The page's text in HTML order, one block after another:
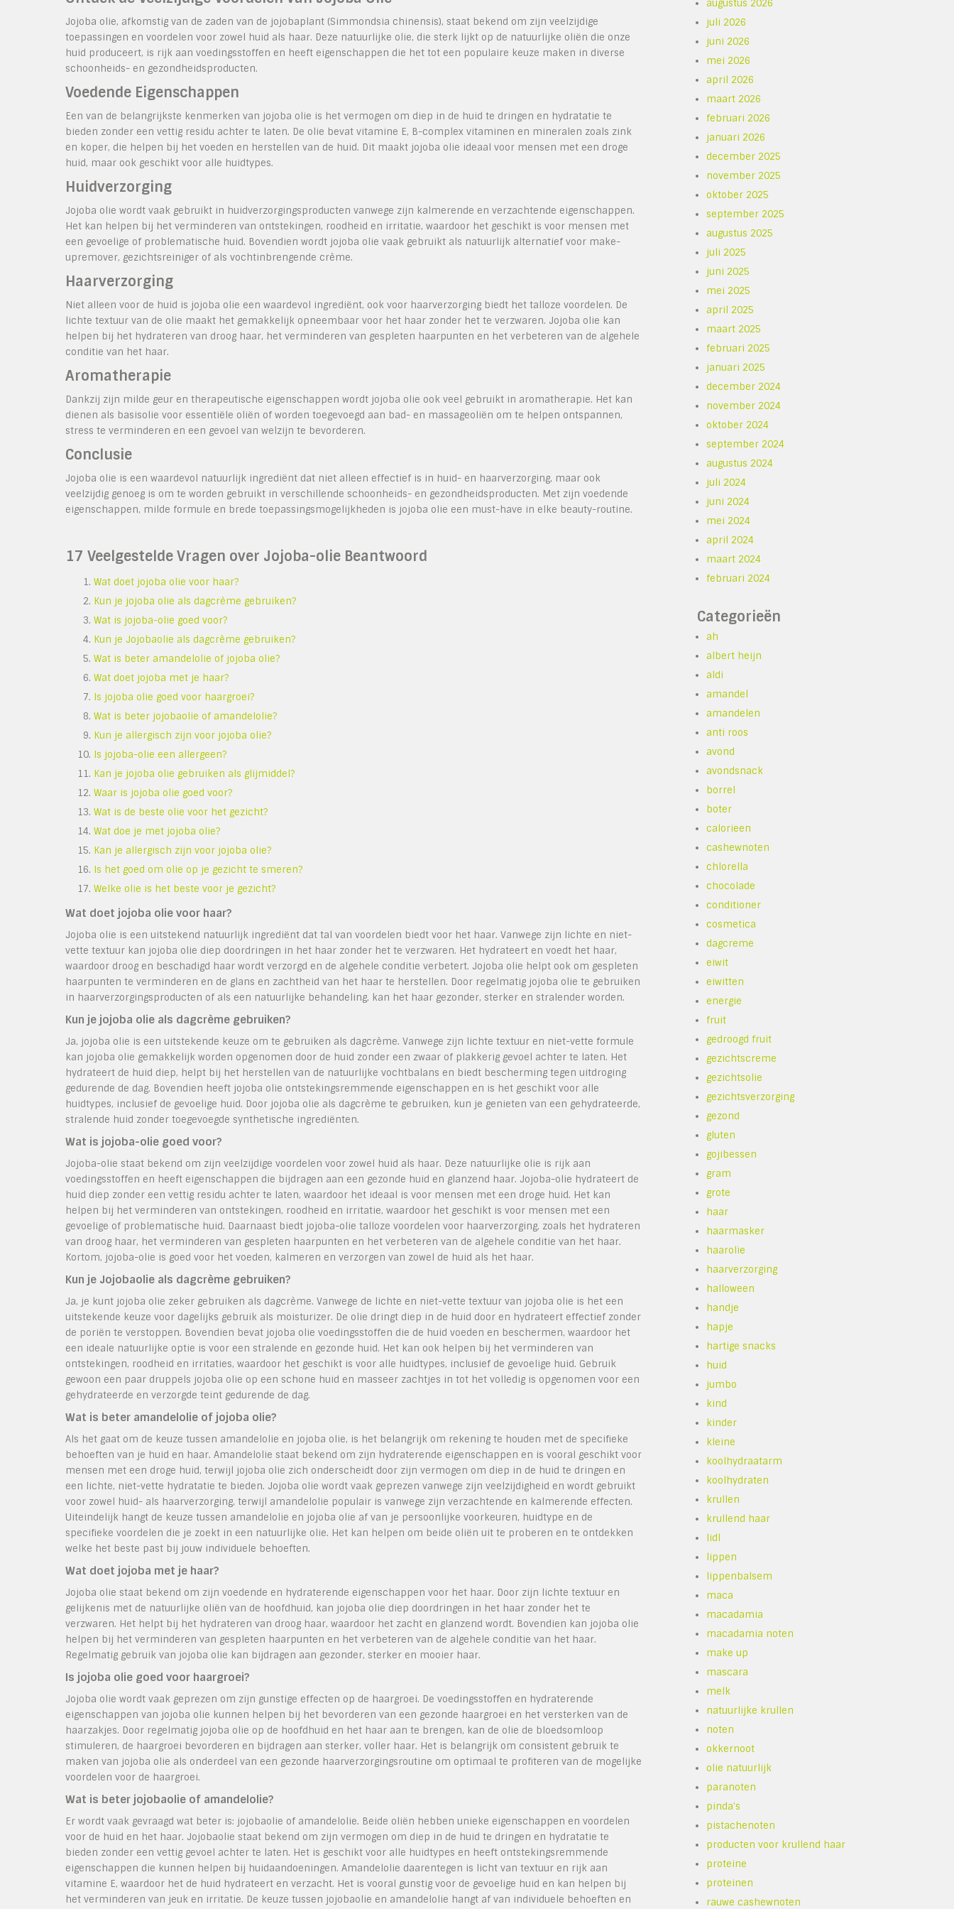
Jojoba olie, afkomstig van de zaden van de jojobaplant (Simmondsia chinensis), staat bekend om zijn veelzijdige
toepassingen en voordelen voor zowel huid als haar. Deze natuurlijke olie, die sterk lijkt op de natuurlijke oliën die onze
huid produceert, is rijk aan voedingsstoffen en heeft eigenschappen die het tot een populaire keuze maken in diverse
schoonheids- en gezondheidsproducten.
Voedende Eigenschappen
Een van de belangrijkste kenmerken van jojoba olie is het vermogen om diep in de huid te dringen en hydratatie te
bieden zonder een vettig residu achter te laten. De olie bevat vitamine E, B-complex vitaminen en mineralen zoals zink
en koper, die helpen bij het voeden en herstellen van de huid. Dit maakt jojoba olie ideaal voor mensen met een droge
huid, maar ook geschikt voor alle huidtypes.
Huidverzorging
Jojoba olie wordt vaak gebruikt in huidverzorgingsproducten vanwege zijn kalmerende en verzachtende eigenschappen.
Het kan helpen bij het verminderen van ontstekingen, roodheid en irritatie, waardoor het geschikt is voor mensen met
een gevoelige of problematische huid. Bovendien wordt jojoba olie vaak gebruikt als natuurlijk alternatief voor make-
upremover, gezichtsreiniger of als vochtinbrengende crème.
Haarverzorging
Niet alleen voor de huid is jojoba olie een waardevol ingrediënt, ook voor haarverzorging biedt het talloze voordelen. De
lichte textuur van de olie maakt het gemakkelijk opneembaar voor het haar zonder het te verzwaren. Jojoba olie kan
helpen bij het hydrateren van droog haar, het verminderen van gespleten haarpunten en het verbeteren van de algehele
conditie van het haar.
Aromatherapie
Dankzij zijn milde geur en therapeutische eigenschappen wordt jojoba olie ook veel gebruikt in aromatherapie. Het kan
dienen als basisolie voor essentiële oliën of worden toegevoegd aan bad- en massageoliën om te helpen ontspannen,
stress te verminderen en een gevoel van welzijn te bevorderen.
Conclusie
Jojoba olie is een waardevol natuurlijk ingrediënt dat niet alleen effectief is in huid- en haarverzorging, maar ook
veelzijdig genoeg is om te worden gebruikt in verschillende schoonheids- en gezondheidsproducten. Met zijn voedende
eigenschappen, milde formule en brede toepassingsmogelijkheden is jojoba olie een must-have in elke beauty-routine.
17 Veelgestelde Vragen over Jojoba-olie Beantwoord
Wat doet jojoba olie voor haar?
Kun je jojoba olie als dagcrème gebruiken?
Wat is jojoba-olie goed voor?
Kun je Jojobaolie als dagcrème gebruiken?
Wat is beter amandelolie of jojoba olie?
Wat doet jojoba met je haar?
Is jojoba olie goed voor haargroei?
Wat is beter jojobaolie of amandelolie?
Kun je allergisch zijn voor jojoba olie?
Is jojoba-olie een allergeen?
Kan je jojoba olie gebruiken als glijmiddel?
Waar is jojoba olie goed voor?
Wat is de beste olie voor het gezicht?
Wat doe je met jojoba olie?
Kan je allergisch zijn voor jojoba olie?
Is het goed om olie op je gezicht te smeren?
Welke olie is het beste voor je gezicht?
Wat doet jojoba olie voor haar?
Jojoba olie is een uitstekend natuurlijk ingrediënt dat tal van voordelen biedt voor het haar. Vanwege zijn lichte en niet-
vette textuur kan jojoba olie diep doordringen in het haar zonder het te verzwaren. Het hydrateert en voedt het haar,
waardoor droog en beschadigd haar wordt verzorgd en de algehele conditie verbetert. Jojoba olie helpt ook om gespleten
haarpunten te verminderen en de glans en zachtheid van het haar te herstellen. Door regelmatig jojoba olie te gebruiken
in haarverzorgingsproducten of als een natuurlijke behandeling, kan het haar gezonder, sterker en stralender worden.
Kun je jojoba olie als dagcrème gebruiken?
Ja, jojoba olie is een uitstekende keuze om te gebruiken als dagcrème. Vanwege zijn lichte textuur en niet-vette formule
kan jojoba olie gemakkelijk worden opgenomen door de huid zonder een zwaar of plakkerig gevoel achter te laten. Het
hydrateert de huid diep, helpt bij het herstellen van de natuurlijke vochtbalans en biedt bescherming tegen uitdroging
gedurende de dag. Bovendien heeft jojoba olie ontstekingsremmende eigenschappen en is het geschikt voor alle
huidtypes, inclusief de gevoelige huid. Door jojoba olie als dagcrème te gebruiken, kun je genieten van een gehydrateerde,
stralende huid zonder toegevoegde synthetische ingrediënten.
Wat is jojoba-olie goed voor?
Jojoba-olie staat bekend om zijn veelzijdige voordelen voor zowel huid als haar. Deze natuurlijke olie is rijk aan
voedingsstoffen en heeft eigenschappen die bijdragen aan een gezonde huid en glanzend haar. Jojoba-olie hydrateert de
huid diep zonder een vettig residu achter te laten, waardoor het ideaal is voor mensen met een droge huid. Het kan
helpen bij het verminderen van ontstekingen, roodheid en irritatie, waardoor het geschikt is voor mensen met een
gevoelige of problematische huid. Daarnaast biedt jojoba-olie talloze voordelen voor haarverzorging, zoals het hydrateren
van droog haar, het verminderen van gespleten haarpunten en het verbeteren van de algehele conditie van het haar.
Kortom, jojoba-olie is goed voor het voeden, kalmeren en verzorgen van zowel de huid als het haar.
Kun je Jojobaolie als dagcrème gebruiken?
Ja, je kunt jojoba olie zeker gebruiken als dagcrème. Vanwege de lichte en niet-vette textuur van jojoba olie is het een
uitstekende keuze voor dagelijks gebruik als moisturizer. De olie dringt diep in de huid door en hydrateert effectief zonder
de poriën te verstoppen. Bovendien bevat jojoba olie voedingsstoffen die de huid voeden en beschermen, waardoor het
een ideale natuurlijke optie is voor een stralende en gezonde huid. Het kan ook helpen bij het verminderen van
ontstekingen, roodheid en irritaties, waardoor het geschikt is voor alle huidtypes, inclusief de gevoelige huid. Gebruik
gewoon een paar druppels jojoba olie op een schone huid en masseer zachtjes in tot het volledig is opgenomen voor een
gehydrateerde en verzorgde teint gedurende de dag.
Wat is beter amandelolie of jojoba olie?
Als het gaat om de keuze tussen amandelolie en jojoba olie, is het belangrijk om rekening te houden met de specifieke
behoeften van je huid en haar. Amandelolie staat bekend om zijn hydraterende eigenschappen en is vooral geschikt voor
mensen met een droge huid, terwijl jojoba olie zich onderscheidt door zijn vermogen om diep in de huid te dringen en
een lichte, niet-vette hydratatie te bieden. Jojoba olie wordt vaak geprezen vanwege zijn veelzijdigheid en wordt gebruikt
voor zowel huid- als haarverzorging, terwijl amandelolie populair is vanwege zijn verzachtende en kalmerende effecten.
Uiteindelijk hangt de keuze tussen amandelolie en jojoba olie af van je persoonlijke voorkeuren, huidtype en de
specifieke voordelen die je zoekt in een natuurlijke olie. Het kan helpen om beide oliën uit te proberen en te ontdekken
welke het beste past bij jouw individuele behoeften.
Wat doet jojoba met je haar?
Jojoba olie staat bekend om zijn voedende en hydraterende eigenschappen voor het haar. Door zijn lichte textuur en
gelijkenis met de natuurlijke oliën van de hoofdhuid, kan jojoba olie diep doordringen in het haar zonder het te
verzwaren. Het helpt bij het hydrateren van droog haar, waardoor het zacht en glanzend wordt. Bovendien kan jojoba olie
helpen bij het verminderen van gespleten haarpunten en het verbeteren van de algehele conditie van het haar.
Regelmatig gebruik van jojoba olie kan bijdragen aan gezonder, sterker en mooier haar.
Is jojoba olie goed voor haargroei?
Jojoba olie wordt vaak geprezen om zijn gunstige effecten op de haargroei. De voedingsstoffen en hydraterende
eigenschappen van jojoba olie kunnen helpen bij het bevorderen van een gezonde haargroei en het versterken van de
haarzakjes. Door regelmatig jojoba olie op de hoofdhuid en het haar aan te brengen, kan de olie de bloedsomloop
stimuleren, de haargroei bevorderen en bijdragen aan sterker, voller haar. Het is belangrijk om consistent gebruik te
maken van jojoba olie als onderdeel van een gezonde haarverzorgingsroutine om optimaal te profiteren van de mogelijke
voordelen voor de haargroei.
Wat is beter jojobaolie of amandelolie?
Er wordt vaak gevraagd wat beter is: jojobaolie of amandelolie. Beide oliën hebben unieke eigenschappen en voordelen
voor de huid en het haar. Jojobaolie staat bekend om zijn vermogen om diep in de huid te dringen en hydratatie te
bieden zonder een vettig gevoel achter te laten. Het is geschikt voor alle huidtypes en heeft ontstekingsremmende
eigenschappen die kunnen helpen bij huidaandoeningen. Amandelolie daarentegen is licht van textuur en rijk aan
vitamine E, waardoor het de huid hydrateert en verzacht. Het is vooral gunstig voor de gevoelige huid en kan helpen bij
het verminderen van jeuk en irritatie. De keuze tussen jojobaolie en amandelolie hangt af van individuele behoeften en
augustus 2026
juli 2026
juni 2026
mei 2026
april 2026
maart 2026
februari 2026
januari 2026
december 2025
november 2025
oktober 2025
september 2025
augustus 2025
juli 2025
juni 2025
mei 2025
april 2025
maart 2025
februari 2025
januari 2025
december 2024
november 2024
oktober 2024
september 2024
augustus 2024
juli 2024
juni 2024
mei 2024
april 2024
maart 2024
februari 2024
Categorieën
ah
albert heijn
aldi
amandel
amandelen
anti roos
avond
avondsnack
borrel
boter
calorieen
cashewnoten
chlorella
chocolade
conditioner
cosmetica
dagcreme
eiwit
eiwitten
energie
fruit
gedroogd fruit
gezichtscreme
gezichtsolie
gezichtsverzorging
gezond
gluten
gojibessen
gram
grote
haar
haarmasker
haarolie
haarverzorging
halloween
handje
hapje
hartige snacks
huid
jumbo
kind
kinder
kleine
koolhydraatarm
koolhydraten
krullen
krullend haar
lidl
lippen
lippenbalsem
maca
macadamia
macadamia noten
make up
mascara
melk
natuurlijke krullen
noten
okkernoot
olie natuurlijk
paranoten
pinda's
pistachenoten
producten voor krullend haar
proteine
proteinen
rauwe cashewnoten